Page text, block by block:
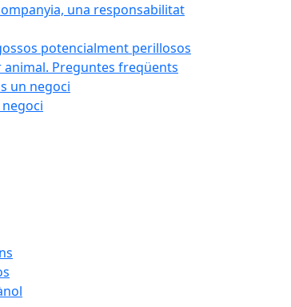
una responsabilitat
potencialment perillosos
animal. Preguntes freqüents
un negoci